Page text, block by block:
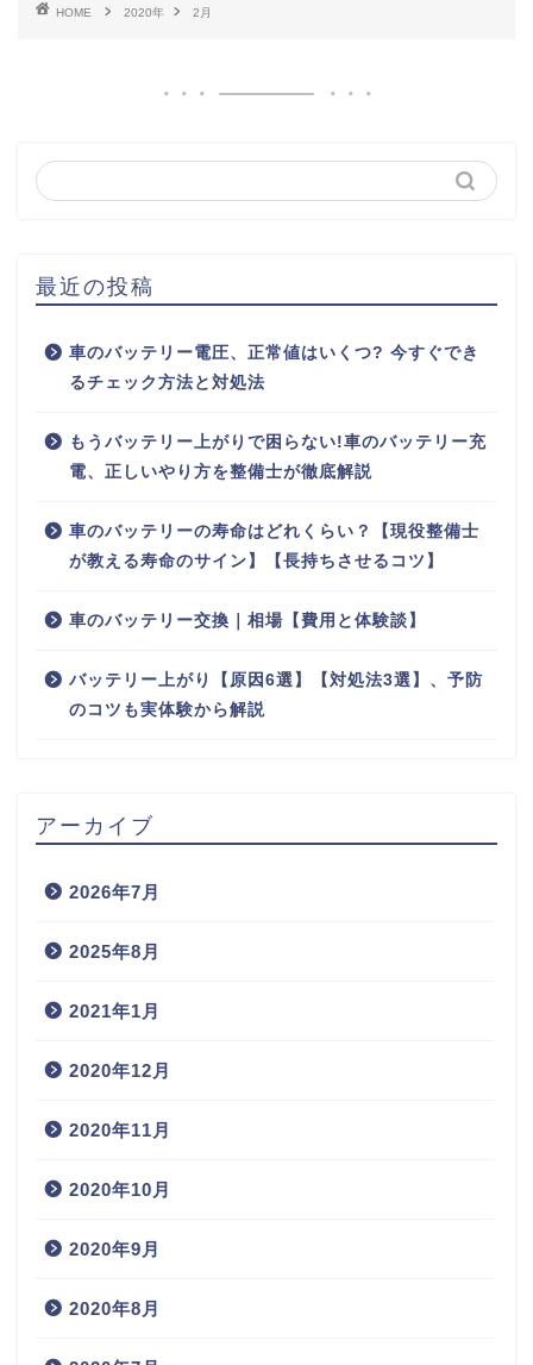
HOME 2020年 2月
最近の投稿
車のバッテリー電圧、正常値はいくつ? 今すぐでき
るチェック方法と対処法
もうバッテリー上がりで困らない!車のバッテリー充
電、正しいやり方を整備士が徹底解説
車のバッテリーの寿命はどれくらい？【現役整備士
が教える寿命のサイン】【長持ちさせるコツ】
車のバッテリー交換｜相場【費用と体験談】
バッテリー上がり【原因6選】【対処法3選】、予防
のコツも実体験から解説
アーカイブ
2026年7月
2025年8月
2021年1月
2020年12月
2020年11月
2020年10月
2020年9月
2020年8月